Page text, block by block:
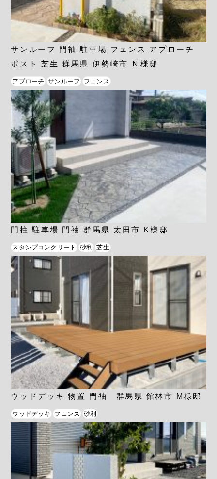
サンルーフ 門袖 駐車場 フェンス アプローチ
ポスト 芝生 群馬県 伊勢崎市 Ｎ様邸
アプローチ サンルーフ フェンス
門柱 駐車場 門袖 群馬県 太田市 K様邸
スタンプコンクリート 砂利 芝生
ウッドデッキ 物置 門袖 群馬県 館林市 M様邸
ウッドデッキ フェンス 砂利